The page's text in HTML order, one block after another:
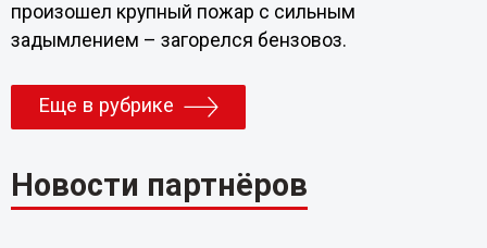
произошел крупный пожар с сильным
задымлением – загорелся бензовоз.
Еще в рубрике
Новости партнёров